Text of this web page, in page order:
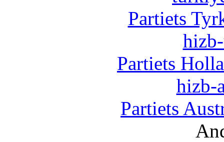
Partiets
Partiets
hizb-
Partiets